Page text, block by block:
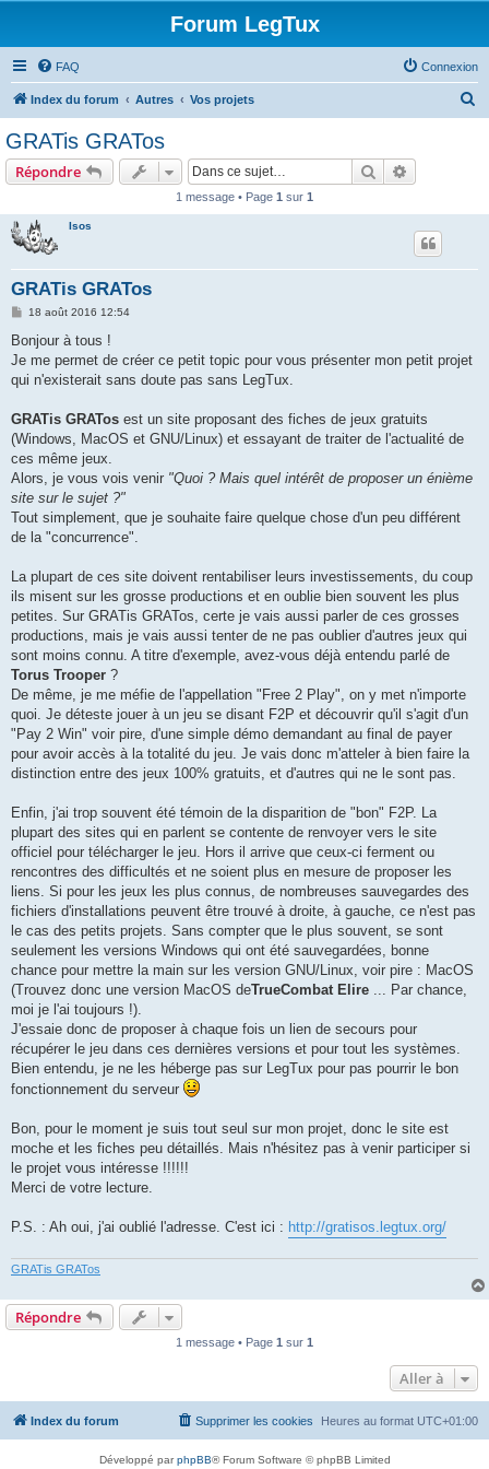
Forum LegTux
FAQ Connexion
Index du forum Autres Vos projets
GRATis GRATos
Répondre Rechercher
1 message • Page 1 sur 1
Isos
GRATis GRATos
M
s
a
g
18 août 2016 12:54
Bonjour à tous !
Je me permet de créer ce petit topic pour vous présenter mon petit projet
qui n'existerait sans doute pas sans LegTux.
GRATis GRATos est un site proposant des fiches de jeux gratuits
(Windows, MacOS et GNU/Linux) et essayant de traiter de l'actualité de
ces même jeux.
Alors, je vous vois venir "Quoi ? Mais quel intérêt de proposer un énième
site sur le sujet ?"
Tout simplement, que je souhaite faire quelque chose d'un peu différent
de la "concurrence".
La plupart de ces site doivent rentabiliser leurs investissements, du coup
ils misent sur les grosse productions et en oublie bien souvent les plus
petites. Sur GRATis GRATos, certe je vais aussi parler de ces grosses
productions, mais je vais aussi tenter de ne pas oublier d'autres jeux qui
sont moins connu. A titre d'exemple, avez-vous déjà entendu parlé de
Torus Trooper ?
De même, je me méfie de l'appellation "Free 2 Play", on y met n'importe
quoi. Je déteste jouer à un jeu se disant F2P et découvrir qu'il s'agit d'un
"Pay 2 Win" voir pire, d'une simple démo demandant au final de payer
pour avoir accès à la totalité du jeu. Je vais donc m'atteler à bien faire la
distinction entre des jeux 100% gratuits, et d'autres qui ne le sont pas.
Enfin, j'ai trop souvent été témoin de la disparition de "bon" F2P. La
plupart des sites qui en parlent se contente de renvoyer vers le site
officiel pour télécharger le jeu. Hors il arrive que ceux-ci ferment ou
rencontres des difficultés et ne soient plus en mesure de proposer les
liens. Si pour les jeux les plus connus, de nombreuses sauvegardes des
fichiers d'installations peuvent être trouvé à droite, à gauche, ce n'est pas
le cas des petits projets. Sans compter que le plus souvent, se sont
seulement les versions Windows qui ont été sauvegardées, bonne
chance pour mettre la main sur les version GNU/Linux, voir pire : MacOS
(Trouvez donc une version MacOS deTrueCombat Elire ... Par chance,
moi je l'ai toujours !).
J'essaie donc de proposer à chaque fois un lien de secours pour
récupérer le jeu dans ces dernières versions et pour tout les systèmes.
Bien entendu, je ne les héberge pas sur LegTux pour pas pourrir le bon
fonctionnement du serveur
Bon, pour le moment je suis tout seul sur mon projet, donc le site est
moche et les fiches peu détaillés. Mais n'hésitez pas à venir participer si
le projet vous intéresse !!!!!!
Merci de votre lecture.
P.S. : Ah oui, j'ai oublié l'adresse. C'est ici : http://gratisos.legtux.org/
GRATis GRATos
Répondre
1 message • Page 1 sur 1
Aller à
Index du forum Heures au format UTC+01:00
Supprimer les cookies
Développé parphpBB® Forum Software © phpBB Limited